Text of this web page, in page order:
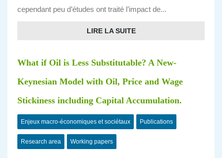
cependant peu d’études ont traité l’impact de...
LIRE LA SUITE
What if Oil is Less Substitutable? A New-
Keynesian Model with Oil, Price and Wage
Stickiness including Capital Accumulation.
Enjeux macro-économiques et sociétaux Publications
Research area Working papers